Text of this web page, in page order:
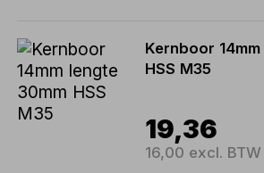
Kernboor
HSS M35
19,36
16,00 excl. BTW